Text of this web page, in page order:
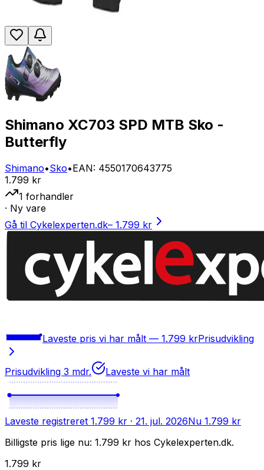
Shimano XC703 SPD MTB Sko -
Butterfly
Shimano•Sko•EAN: 4550170643775
1.799 kr
1 forhandler
· Ny vare
Gå til Cykelexperten.dk– 1.799 kr
Laveste pris vi har målt — 1.799 krPrisudvikling
Prisudvikling 3 mdr. Laveste vi har målt
Laveste registreret 1.799 kr · 21. jul. 2026Nu 1.799 kr
Billigste pris lige nu: 1.799 kr hos Cykelexperten.dk.
1.799 kr